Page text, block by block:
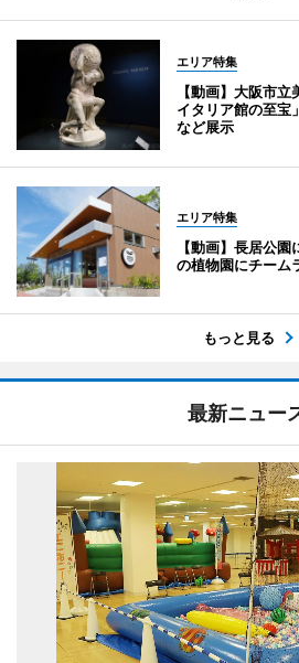
エリア特集
【動画】大阪市
イタリア館の至
など展示
エリア特集
【動画】長居公
の植物園にチーム
もっと見る
最新ニュー